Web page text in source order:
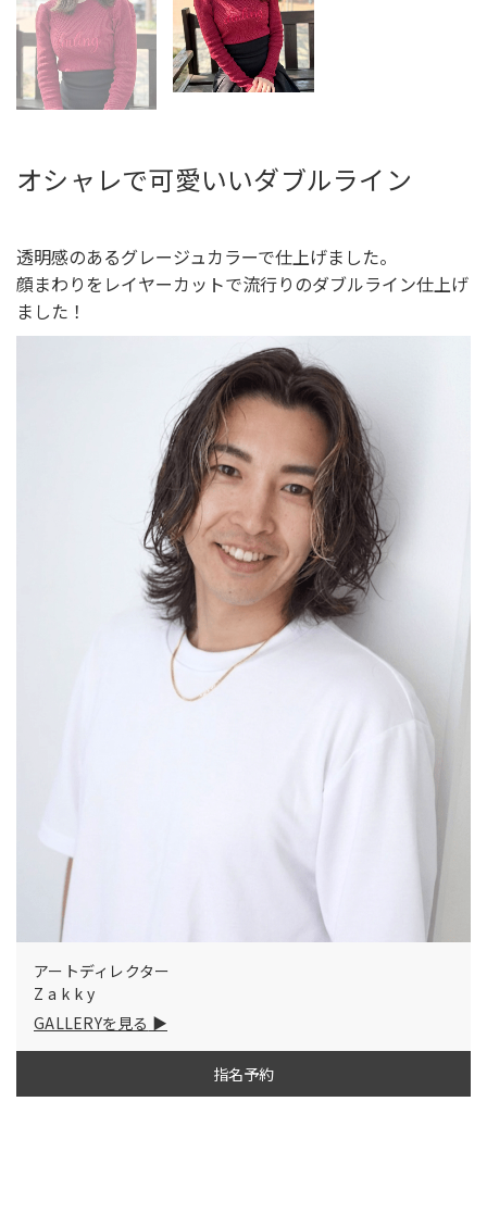
オシャレで可愛いいダブルライン
透明感のあるグレージュカラーで仕上げました。
顔まわりをレイヤーカットで流行りのダブルライン仕上げ
ました！
アートディレクター
Zakky
GALLERYを見る
指名予約